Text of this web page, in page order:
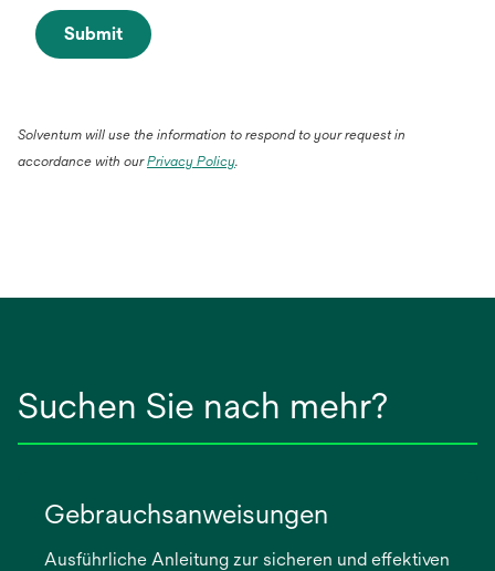
Submit
Solventum will use the information to respond to your request in
accordance with ourPrivacy Policy.
Suchen Sie nach mehr?
Gebrauchsanweisungen
Ausführliche Anleitung zur sicheren und effektiven